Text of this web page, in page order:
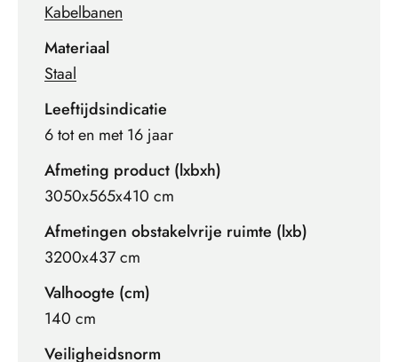
Kabelbanen
Materiaal
Staal
Leeftijdsindicatie
6 tot en met 16 jaar
Afmeting product (lxbxh)
3050x565x410 cm
Afmetingen obstakelvrije ruimte (lxb)
3200x437 cm
Valhoogte (cm)
140 cm
Veiligheidsnorm